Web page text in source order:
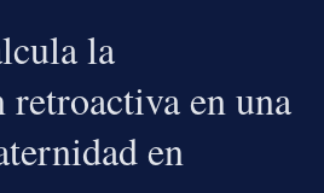
la
en una
en